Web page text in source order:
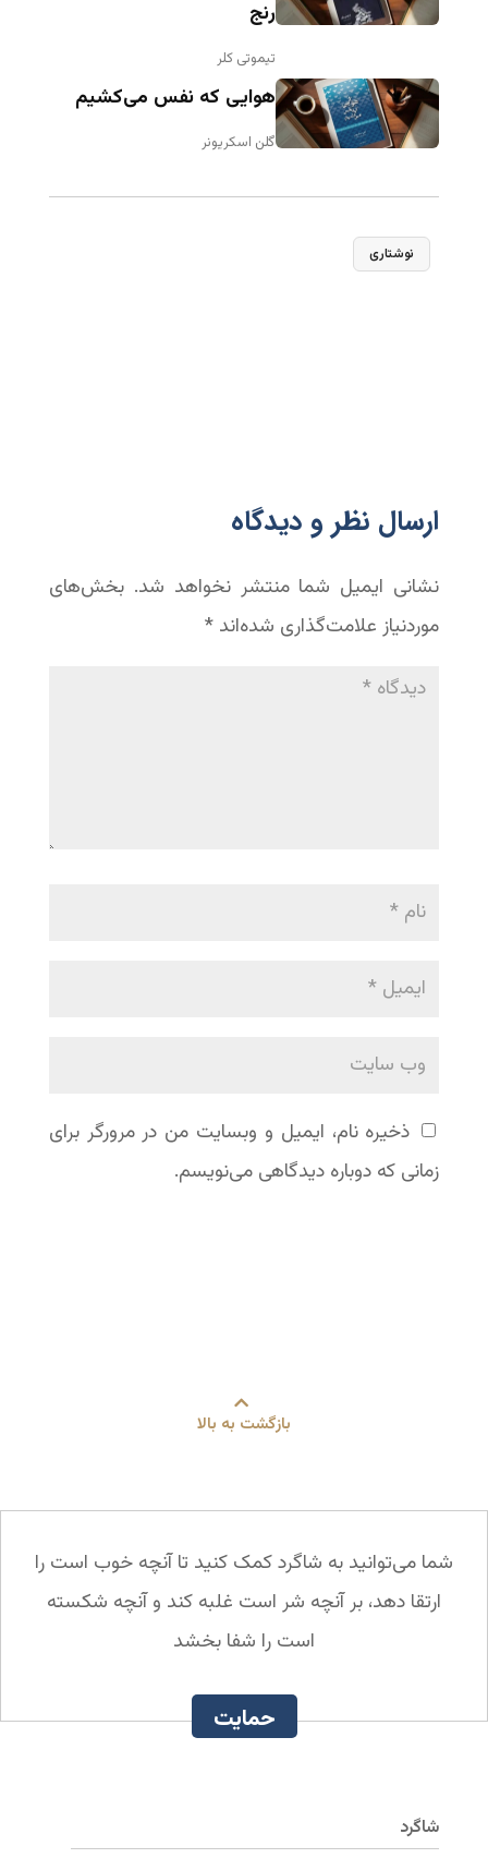
فصل ۹: آیا دانش‌ آموزان می ‌توانند از عهدۀ
فصل ۱۰: آیا دارید کار درست را انجام می ‌دهید؟
فصل ۱۱: چگونه تغییر ایجاد کنم؟
فصل ۱۲: حالا چه‌ کار کنم؟
مؤخره
رنج
تیموتی کلر
هوایی که نفس می‌کشیم
گلن اسکریونر
نوشتاری
‫ارسال نظر و دیدگاه
نشانی ایمیل شما منتشر نخواهد شد. بخش‌های
موردنیاز علامت‌گذاری شده‌اند *
ذخیره نام، ایمیل و وبسایت من در مرورگر برای
زمانی که دوباره دیدگاهی می‌نویسم.
بازگشت به بالا
شما می‌توانید به شاگرد کمک کنید تا آنچه خوب است را
ارتقا دهد، بر آنچه شر است غلبه کند و آنچه شکسته
است را شفا بخشد
حمایت